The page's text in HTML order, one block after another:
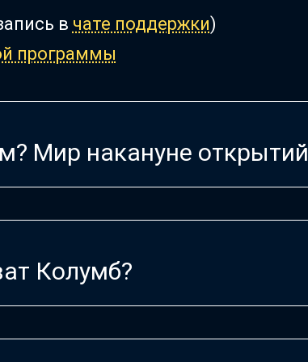
в чате поддержки)
программы
Мир накануне открытий
Колумб?